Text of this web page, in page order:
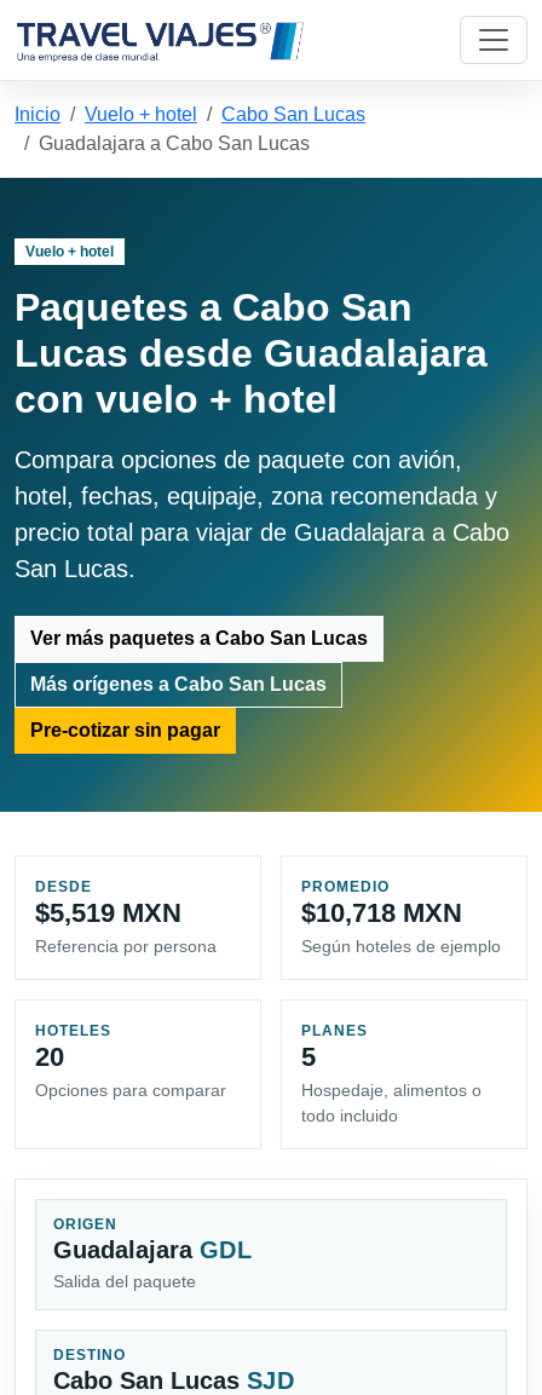
Inicio Vuelo + hotel
Cabo San Lucas
Guadalajara a Cabo San Lucas
Vuelo + hotel
Paquetes a Cabo San
Lucas desde Guadalajara
con vuelo + hotel
Compara opciones de paquete con avión,
hotel, fechas, equipaje, zona recomendada y
precio total para viajar de Guadalajara a Cabo
San Lucas.
Ver más paquetes a Cabo San Lucas
Más orígenes a Cabo San Lucas
Pre-cotizar sin pagar
DESDE
$5,519 MXN
Referencia por persona
PROMEDIO
$10,718 MXN
Según hoteles de ejemplo
HOTELES
20
Opciones para comparar
PLANES
5
Hospedaje, alimentos o
todo incluido
ORIGEN
Guadalajara GDL
Salida del paquete
DESTINO
Cabo San Lucas SJD